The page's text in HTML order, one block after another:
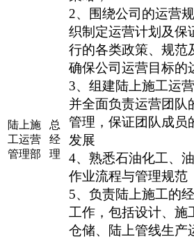
陆上施
工运营
管理部
总
经
理
2、围绕公司的运营
织制定运营计划及保
行的各类政策、规范
确保公司运营目标的
3、组建陆上施工运营
并全面负责运营团队
管理，保证团队成员
发展
4、熟悉石油化工、
作业流程与管理规范
5、负责陆上施工的
工作，包括设计、施
仓储、陆上管线生产